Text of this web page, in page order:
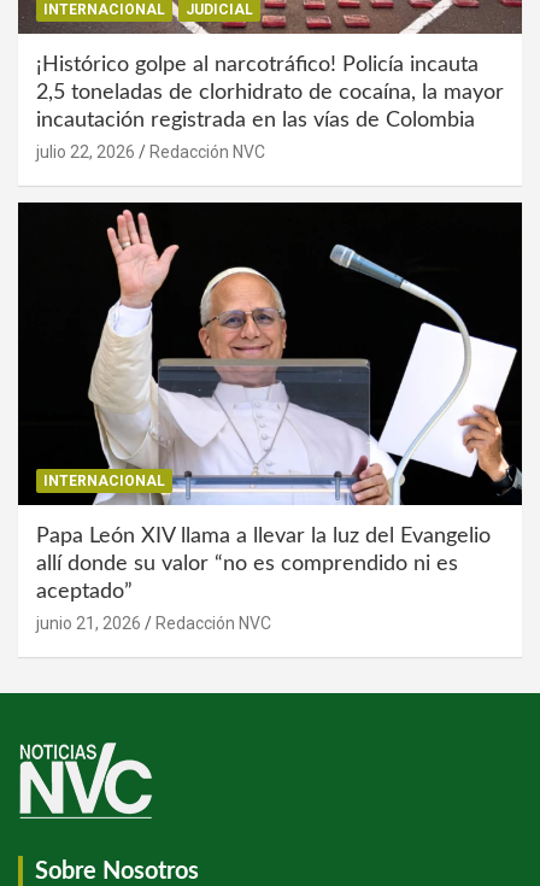
INTERNACIONAL JUDICIAL
¡Histórico golpe al narcotráfico! Policía incauta
2,5 toneladas de clorhidrato de cocaína, la mayor
incautación registrada en las vías de Colombia
julio 22, 2026 Redacción NVC
INTERNACIONAL
Papa León XIV llama a llevar la luz del Evangelio
allí donde su valor “no es comprendido ni es
aceptado”
junio 21, 2026 Redacción NVC
Sobre Nosotros